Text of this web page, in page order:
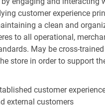
customer experience
a clean and
to all operational,
May be cross-
store in order to support
customer
external customers